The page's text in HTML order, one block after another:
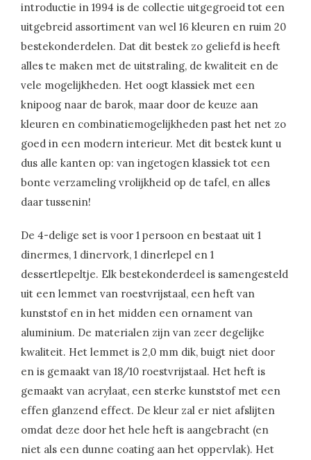
introductie in 1994 is de collectie uitgegroeid tot een
uitgebreid assortiment van wel 16 kleuren en ruim 20
bestekonderdelen. Dat dit bestek zo geliefd is heeft
alles te maken met de uitstraling, de kwaliteit en de
vele mogelijkheden. Het oogt klassiek met een
knipoog naar de barok, maar door de keuze aan
kleuren en combinatiemogelijkheden past het net zo
goed in een modern interieur. Met dit bestek kunt u
dus alle kanten op: van ingetogen klassiek tot een
bonte verzameling vrolijkheid op de tafel, en alles
daar tussenin!
De 4-delige set is voor 1 persoon en bestaat uit 1
dinermes, 1 dinervork, 1 dinerlepel en 1
dessertlepeltje. Elk bestekonderdeel is samengesteld
uit een lemmet van roestvrijstaal, een heft van
kunststof en in het midden een ornament van
aluminium. De materialen zijn van zeer degelijke
kwaliteit. Het lemmet is 2,0 mm dik, buigt niet door
en is gemaakt van 18/10 roestvrijstaal. Het heft is
gemaakt van acrylaat, een sterke kunststof met een
effen glanzend effect. De kleur zal er niet afslijten
omdat deze door het hele heft is aangebracht (en
niet als een dunne coating aan het oppervlak). Het